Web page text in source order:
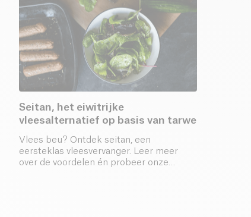
Seitan, het eiwitrijke
vleesalternatief op basis van tarwe
Vlees beu? Ontdek seitan, een
eersteklas vleesvervanger. Leer meer
over de voordelen én probeer onze